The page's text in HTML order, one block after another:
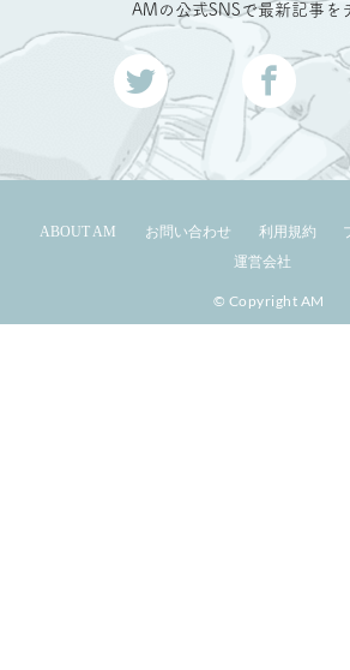
AMの公式SNSで最新記事を
ABOUT AM お問い合わせ 利用規約
運営会社
© Copyright AM